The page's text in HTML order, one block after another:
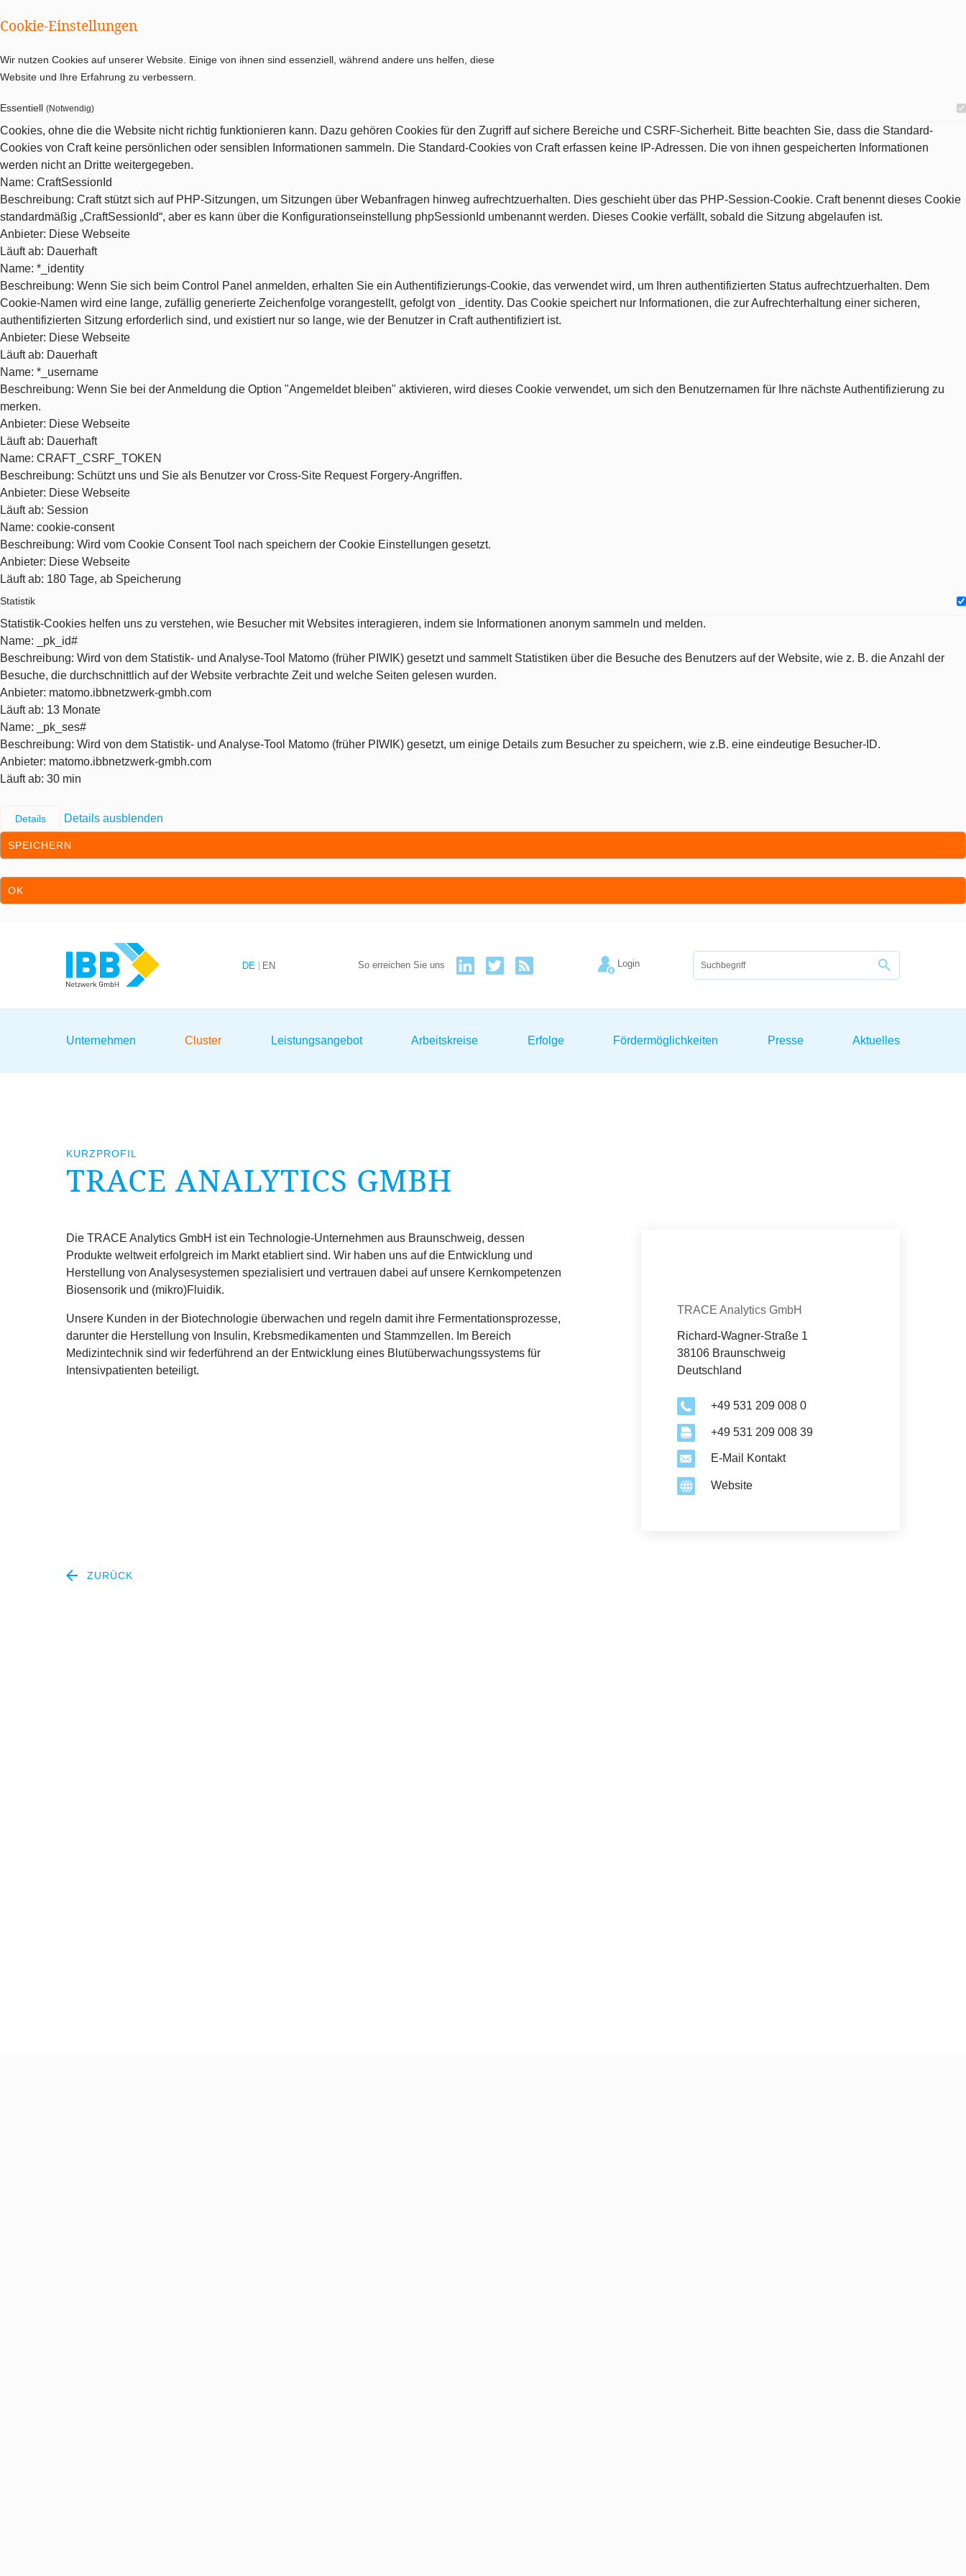
Cookie-Einstellungen
Wir nutzen Cookies auf unserer Website. Einige von ihnen sind essenziell, während andere uns helfen, diese
Website und Ihre Erfahrung zu verbessern.
Essentiell (Notwendig)
Cookies, ohne die die Website nicht richtig funktionieren kann. Dazu gehören Cookies für den Zugriff auf sichere Bereiche und CSRF-Sicherheit. Bitte beachten Sie, dass die Standard-
Cookies von Craft keine persönlichen oder sensiblen Informationen sammeln. Die Standard-Cookies von Craft erfassen keine IP-Adressen. Die von ihnen gespeicherten Informationen
werden nicht an Dritte weitergegeben.
Name: CraftSessionId
Beschreibung: Craft stützt sich auf PHP-Sitzungen, um Sitzungen über Webanfragen hinweg aufrechtzuerhalten. Dies geschieht über das PHP-Session-Cookie. Craft benennt dieses Cookie
standardmäßig „CraftSessionId“, aber es kann über die Konfigurationseinstellung phpSessionId umbenannt werden. Dieses Cookie verfällt, sobald die Sitzung abgelaufen ist.
Anbieter: Diese Webseite
Läuft ab: Dauerhaft
Name: *_identity
Beschreibung: Wenn Sie sich beim Control Panel anmelden, erhalten Sie ein Authentifizierungs-Cookie, das verwendet wird, um Ihren authentifizierten Status aufrechtzuerhalten. Dem
Cookie-Namen wird eine lange, zufällig generierte Zeichenfolge vorangestellt, gefolgt von _identity. Das Cookie speichert nur Informationen, die zur Aufrechterhaltung einer sicheren,
authentifizierten Sitzung erforderlich sind, und existiert nur so lange, wie der Benutzer in Craft authentifiziert ist.
Anbieter: Diese Webseite
Läuft ab: Dauerhaft
Name: *_username
Beschreibung: Wenn Sie bei der Anmeldung die Option "Angemeldet bleiben" aktivieren, wird dieses Cookie verwendet, um sich den Benutzernamen für Ihre nächste Authentifizierung zu
merken.
Anbieter: Diese Webseite
Läuft ab: Dauerhaft
Name: CRAFT_CSRF_TOKEN
Beschreibung: Schützt uns und Sie als Benutzer vor Cross-Site Request Forgery-Angriffen.
Anbieter: Diese Webseite
Läuft ab: Session
Name: cookie-consent
Beschreibung: Wird vom Cookie Consent Tool nach speichern der Cookie Einstellungen gesetzt.
Anbieter: Diese Webseite
Läuft ab: 180 Tage, ab Speicherung
Statistik
Statistik-Cookies helfen uns zu verstehen, wie Besucher mit Websites interagieren, indem sie Informationen anonym sammeln und melden.
Name: _pk_id#
Beschreibung: Wird von dem Statistik- und Analyse-Tool Matomo (früher PIWIK) gesetzt und sammelt Statistiken über die Besuche des Benutzers auf der Website, wie z. B. die Anzahl der
Besuche, die durchschnittlich auf der Website verbrachte Zeit und welche Seiten gelesen wurden.
Anbieter: matomo.ibbnetzwerk-gmbh.com
Läuft ab: 13 Monate
Name: _pk_ses#
Beschreibung: Wird von dem Statistik- und Analyse-Tool Matomo (früher PIWIK) gesetzt, um einige Details zum Besucher zu speichern, wie z.B. eine eindeutige Besucher-ID.
Anbieter: matomo.ibbnetzwerk-gmbh.com
Läuft ab: 30 min
Details Details ausblenden
SPEICHERN
OK
DE EN So erreichen Sie uns Login
Unternehmen Cluster Leistungsangebot Arbeitskreise Erfolge Fördermöglichkeiten Presse Aktuelles
KURZPROFIL
TRACE ANALYTICS GMBH
Die TRACE Analytics GmbH ist ein Technologie-Unternehmen aus Braunschweig, dessen
Produkte weltweit erfolgreich im Markt etabliert sind. Wir haben uns auf die Entwicklung und
Herstellung von Analysesystemen spezialisiert und vertrauen dabei auf unsere Kernkompetenzen
Biosensorik und (mikro)Fluidik.
Unsere Kunden in der Biotechnologie überwachen und regeln damit ihre Fermentationsprozesse,
darunter die Herstellung von Insulin, Krebsmedikamenten und Stammzellen. Im Bereich
Medizintechnik sind wir federführend an der Entwicklung eines Blutüberwachungssystems für
Intensivpatienten beteiligt.
Organisation
TRACE Analytics GmbH
Richard-Wagner-Straße 1
38106 Braunschweig
Deutschland
+49 531 209 008 0
+49 531 209 008 39
E-Mail Kontakt
Website
ZURÜCK